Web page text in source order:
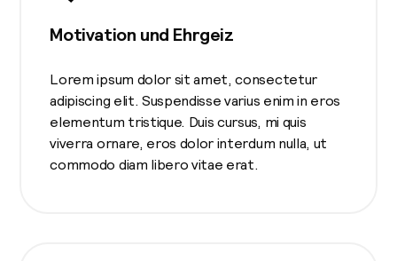
Motivation und Ehrgeiz
Lorem ipsum dolor sit amet, consectetur
adipiscing elit. Suspendisse varius enim in eros
elementum tristique. Duis cursus, mi quis
viverra ornare, eros dolor interdum nulla, ut
commodo diam libero vitae erat.